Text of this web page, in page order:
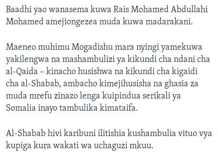
Baadhi yao wanasema kuwa Rais Mohamed Abdullahi
Mohamed amejiongezea muda kuwa madarakani.
Maeneo muhimu Mogadishu mara nyingi yamekuwa
yakilengwa na mashambulizi ya kikundi cha ndani cha
al-Qaida – kinacho husishwa na kikundi cha kigaidi
cha al-Shabab, ambacho kimejihusisha na ghasia za
muda mrefu zinazo lenga kuipindua serikali ya
Somalia inayo tambulika kimataifa.
Al-Shabab hivi karibuni ilitishia kushambulia vituo vya
kupiga kura wakati wa uchaguzi mkuu.